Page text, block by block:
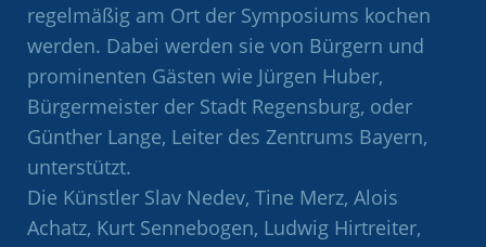
regelmäßig am Ort der Symposiums kochen
werden. Dabei werden sie von Bürgern und
prominenten Gästen wie Jürgen Huber,
Bürgermeister der Stadt Regensburg, oder
Günther Lange, Leiter des Zentrums Bayern,
unterstützt.
Die Künstler Slav Nedev, Tine Merz, Alois
Achatz, Kurt Sennebogen, Ludwig Hirtreiter,